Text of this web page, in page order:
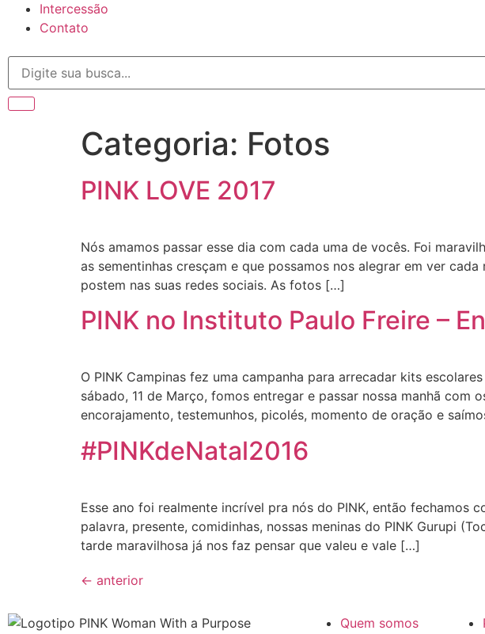
Intercessão
Contato
Categoria: Fotos
PINK LOVE 2017
Nós amamos passar esse dia com cada uma de vocês. Foi
as sementinhas cresçam e que possamos nos alegrar em ver
postem nas suas redes sociais. As fotos […]
PINK no Instituto Paulo Freire –
O PINK Campinas fez uma campanha para arrecadar kits
sábado, 11 de Março, fomos entregar e passar nossa manhã
encorajamento, testemunhos, picolés, momento de oração e
#PINKdeNatal2016
Esse ano foi realmente incrível pra nós do PINK, então fechamos
palavra, presente, comidinhas, nossas meninas do PINK Gurupi
tarde maravilhosa já nos faz pensar que valeu e vale […]
← anterior
Quem somos